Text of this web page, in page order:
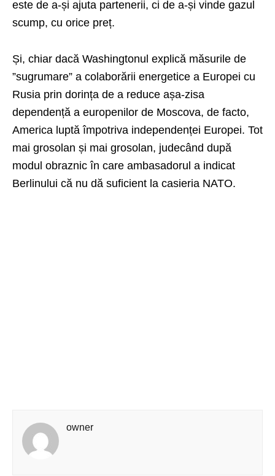
este de a-și ajuta partenerii, ci de a-și vinde gazul
scump, cu orice preț.
Și, chiar dacă Washingtonul explică măsurile de
”sugrumare” a colaborării energetice a Europei cu
Rusia prin dorința de a reduce așa-zisa
dependență a europenilor de Moscova, de facto,
America luptă împotriva independenței Europei. Tot
mai grosolan și mai grosolan, judecând după
modul obraznic în care ambasadorul a indicat
Berlinului că nu dă suficient la casieria NATO.
owner